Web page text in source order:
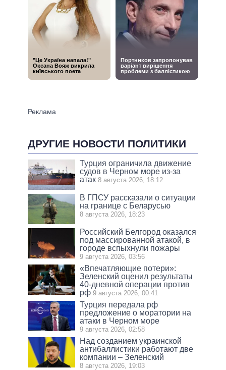
ДРУГИЕ НОВОСТИ ПОЛИТИКИ
Турция ограничила движение
судов в Черном море из-за
атак 8 августа 2026, 18:12
В ГПСУ рассказали о ситуации
на границе с Беларусью
8 августа 2026, 18:23
Российский Белгород оказался
под массированной атакой, в
городе вспыхнули пожары
9 августа 2026, 03:56
«Впечатляющие потери»:
Зеленский оценил результаты
40-дневной операции против
рф 9 августа 2026, 00:41
Турция передала рф
предложение о моратории на
атаки в Черном море
9 августа 2026, 02:58
Над созданием украинской
антибаллистики работают две
компании – Зеленский
8 августа 2026, 19:03